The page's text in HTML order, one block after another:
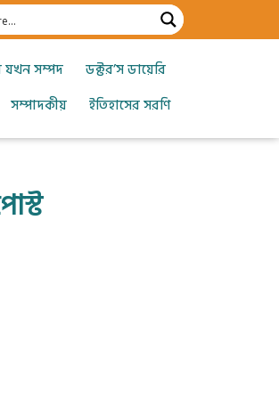
যখন সম্পদ
ডক্টর’স ডায়েরি
সম্পাদকীয় ইতিহাসের সরণি